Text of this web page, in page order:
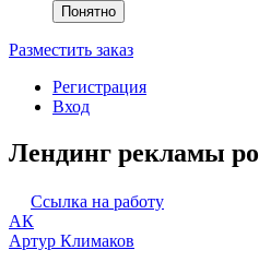
Понятно
Разместить заказ
Регистрация
Вход
Лендинг рекламы
Ссылка на работу
АК
Артур Климаков